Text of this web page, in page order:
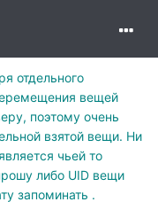
отдельного
вещей
поэтому очень
взятой вещи. Ни
чьей то
либо UID вещи
запоминать .